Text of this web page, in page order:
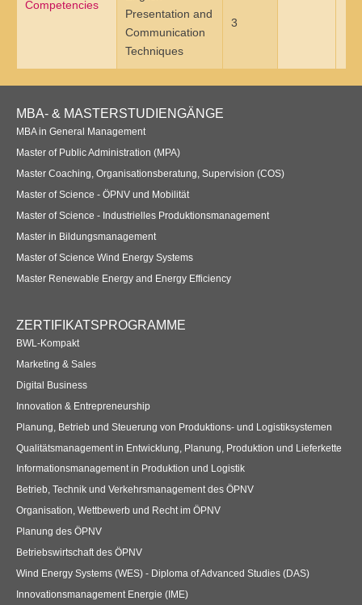
Übersicht
Competencies
Presentation and
Communication
Techniques
3
Footer
Navigation
MBA- & MASTERSTUDIENGÄNGE
MBA in General Management
Master of Public Administration (MPA)
Master Coaching, Organisationsberatung, Supervision (COS)
Master of Science - ÖPNV und Mobilität
Master of Science - Industrielles Produktionsmanagement
Master in Bildungsmanagement
Master of Science Wind Energy Systems
Master Renewable Energy and Energy Efficiency
ZERTIFIKATSPROGRAMME
BWL-Kompakt
Marketing & Sales
Digital Business
Innovation & Entrepreneurship
Planung, Betrieb und Steuerung von Produktions- und Logistiksystemen
Qualitätsmanagement in Entwicklung, Planung, Produktion und Lieferkette
Informationsmanagement in Produktion und Logistik
Betrieb, Technik und Verkehrsmanagement des ÖPNV
Organisation, Wettbewerb und Recht im ÖPNV
Planung des ÖPNV
Betriebswirtschaft des ÖPNV
Wind Energy Systems (WES) - Diploma of Advanced Studies (DAS)
Innovationsmanagement Energie (IME)